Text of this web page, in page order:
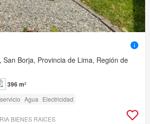
San Borja, Provincia de Lima, Región de
396 m²
Agua Electricidad
BIENES RAICES